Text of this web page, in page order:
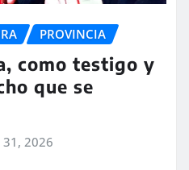
PROVINCIA
como testigo y
que se
31, 2026